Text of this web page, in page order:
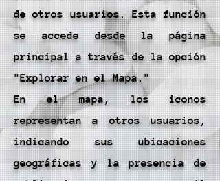
de otros usuarios. Esta función
se accede desde la página
principal a través de la opción
"Explorar en el Mapa."
En el mapa, los iconos
representan a otros usuarios,
indicando sus ubicaciones
geográficas y la presencia de